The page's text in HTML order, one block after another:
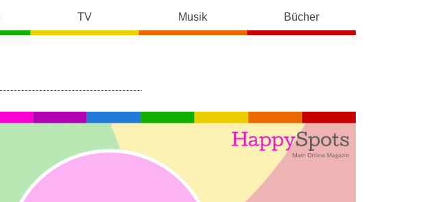
TV Musik Bücher